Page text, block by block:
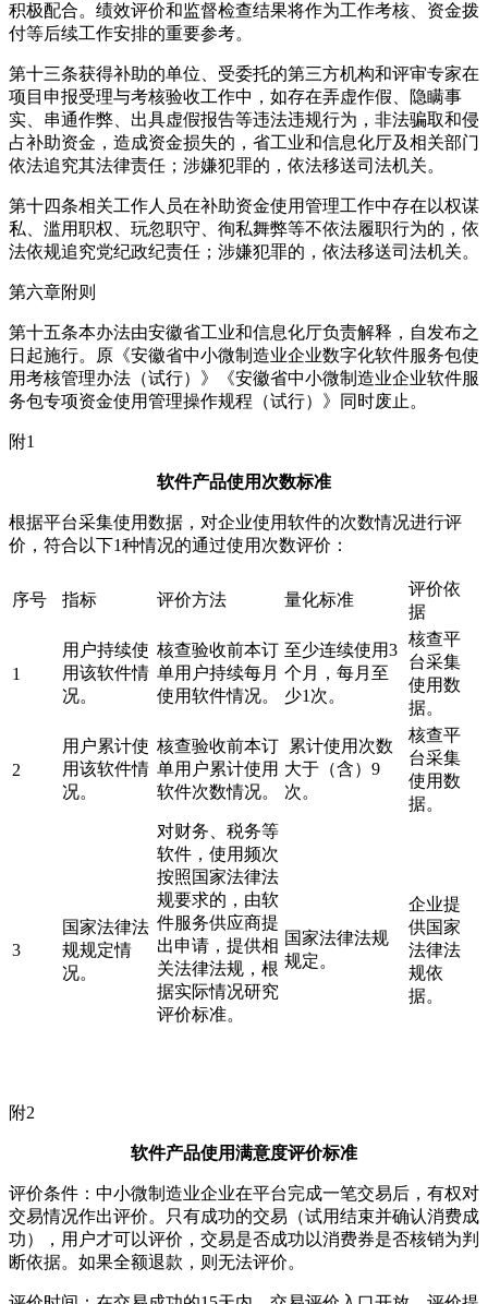
积极配合。绩效评价和监督检查结果将作为工作考核、资金拨
付等后续工作安排的重要参考。
第十三条获得补助的单位、受委托的第三方机构和评审专家在
项目申报受理与考核验收工作中，如存在弄虚作假、隐瞒事
实、串通作弊、出具虚假报告等违法违规行为，非法骗取和侵
占补助资金，造成资金损失的，省工业和信息化厅及相关部门
依法追究其法律责任；涉嫌犯罪的，依法移送司法机关。
第十四条相关工作人员在补助资金使用管理工作中存在以权谋
私、滥用职权、玩忽职守、徇私舞弊等不依法履职行为的，依
法依规追究党纪政纪责任；涉嫌犯罪的，依法移送司法机关。
第六章附则
第十五条本办法由安徽省工业和信息化厅负责解释，自发布之
日起施行。原《安徽省中小微制造业企业数字化软件服务包使
用考核管理办法（试行）》《安徽省中小微制造业企业软件服
务包专项资金使用管理操作规程（试行）》同时废止。
附1
软件产品使用次数标准
根据平台采集使用数据，对企业使用软件的次数情况进行评
价，符合以下1种情况的通过使用次数评价：
序号 指标 评价方法 量化标准
评价依
据
1
用户持续使
用该软件情
况。
核查验收前本订
单用户持续每月
使用软件情况。
至少连续使用3
个月，每月至
少1次。
核查平
台采集
使用数
据。
2
用户累计使
用该软件情
况。
核查验收前本订
单用户累计使用
软件次数情况。
累计使用次数
大于（含）9
次。
核查平
台采集
使用数
据。
3
国家法律法
规规定情
况。
对财务、税务等
软件，使用频次
按照国家法律法
规要求的，由软
件服务供应商提
出申请，提供相
关法律法规，根
据实际情况研究
评价标准。
国家法律法规
规定。
企业提
供国家
法律法
规依
据。
附2
软件产品使用满意度评价标准
评价条件：中小微制造业企业在平台完成一笔交易后，有权对
交易情况作出评价。只有成功的交易（试用结束并确认消费成
功），用户才可以评价，交易是否成功以消费券是否核销为判
断依据。如果全额退款，则无法评价。